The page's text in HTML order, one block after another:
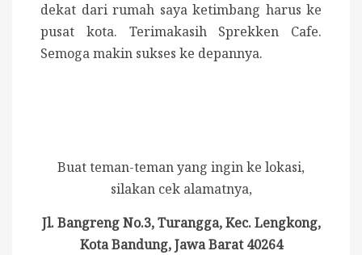
dekat dari rumah saya ketimbang harus ke
pusat kota. Terimakasih Sprekken Cafe.
Semoga makin sukses ke depannya.
Buat teman-teman yang ingin ke lokasi,
silakan cek alamatnya,
Jl. Bangreng No.3, Turangga, Kec. Lengkong,
Kota Bandung, Jawa Barat 40264